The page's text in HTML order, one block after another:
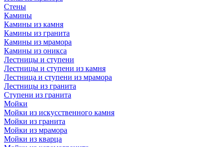
Стены
Камины
Камины из камня
Камины из гранита
Камины из мрамора
Камины из оникса
Лестницы и ступени
Лестницы и ступени из камня
Лестница и ступени из мрамора
Лестницы из гранита
Ступени из гранита
Мойки
Мойки из искусственного камня
Мойки из гранита
Мойки из мрамора
Мойки из кварца